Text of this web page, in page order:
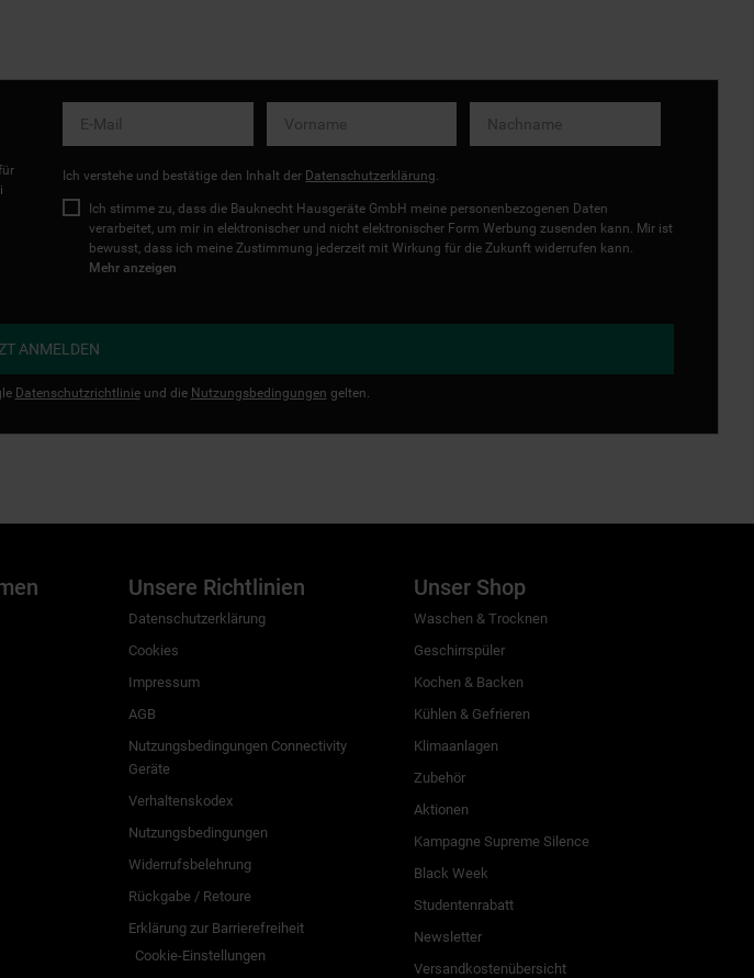
Ich verstehe und bestätige den Inhalt der Datenschutzerklärung
Ich stimme zu, dass die Bauknecht Hausgeräte GmbH meine personenbezogenen Daten
verarbeitet, um mir in elektronischer und nicht elektronischer Form Werbung zusenden kann. Mir ist
bewusst, dass ich meine Zustimmung jederzeit mit Wirkung für die Zukunft widerrufen kann.
Mehr anzeigen
ANMELDEN
Datenschutzrichtlinieund die Nutzungsbedingungen gelten.
Unsere Richtlinien
Datenschutzerklärung
Cookies
Impressum
AGB
Nutzungsbedingungen Connectivity
Geräte
Verhaltenskodex
Nutzungsbedingungen
Widerrufsbelehrung
Rückgabe / Retoure
Erklärung zur Barrierefreiheit
Cookie-Einstellungen
Unser Shop
Waschen & Trocknen
Geschirrspüler
Kochen & Backen
Kühlen & Gefrieren
Klimaanlagen
Zubehör
Aktionen
Kampagne Supreme Silence
Black Week
Studentenrabatt
Newsletter
Versandkostenübersicht